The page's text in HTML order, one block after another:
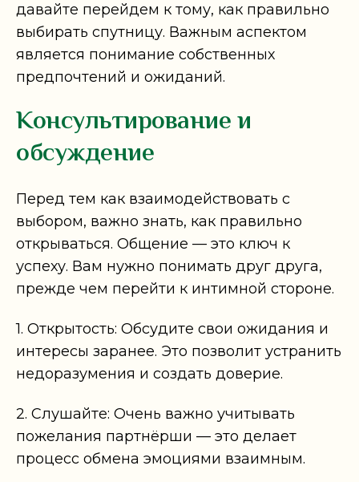
давайте перейдем к тому, как правильно
выбирать спутницу. Важным аспектом
является понимание собственных
предпочтений и ожиданий.
Консультирование и
обсуждение
Перед тем как взаимодействовать с
выбором, важно знать, как правильно
открываться. Общение — это ключ к
успеху. Вам нужно понимать друг друга,
прежде чем перейти к интимной стороне.
1. Открытость: Обсудите свои ожидания и
интересы заранее. Это позволит устранить
недоразумения и создать доверие.
2. Слушайте: Очень важно учитывать
пожелания партнёрши — это делает
процесс обмена эмоциями взаимным.